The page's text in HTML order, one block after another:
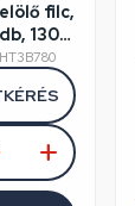
filc,
130